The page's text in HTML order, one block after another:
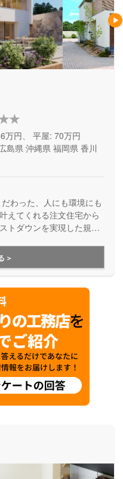
万円、 平屋: 70万円
島県 沖縄県 福岡県 香川
だわった、人にも環境にも
えてくれる注文住宅から
トダウンを実現した規格
＞